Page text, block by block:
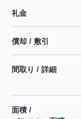
礼金
償却 / 敷引
間取り / 詳細
面積 /